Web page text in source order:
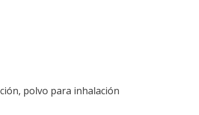
polvo para inhalación